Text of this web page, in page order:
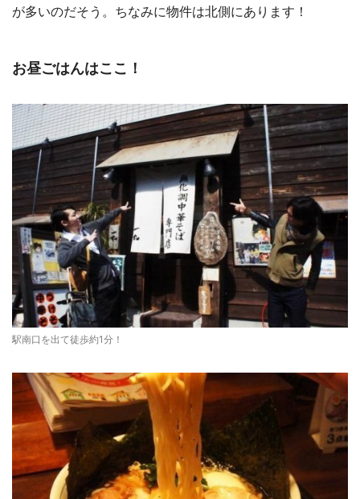
が多いのだそう。ちなみに物件は北側にあります！
お昼ごはんはここ！
駅南口を出て徒歩約1分！